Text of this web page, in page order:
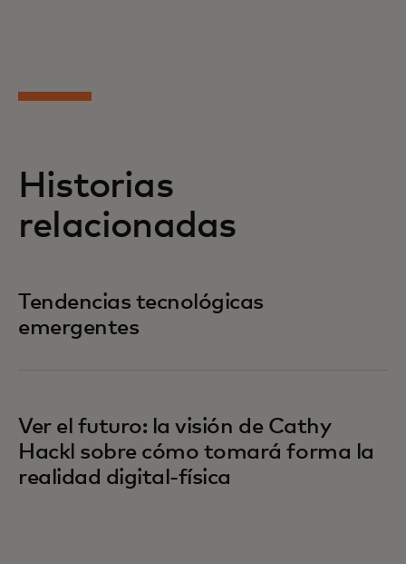
Historias
relacionadas
Tendencias tecnológicas
emergentes
Ver el futuro: la visión de Cathy
Hackl sobre cómo tomará forma la
realidad digital-física